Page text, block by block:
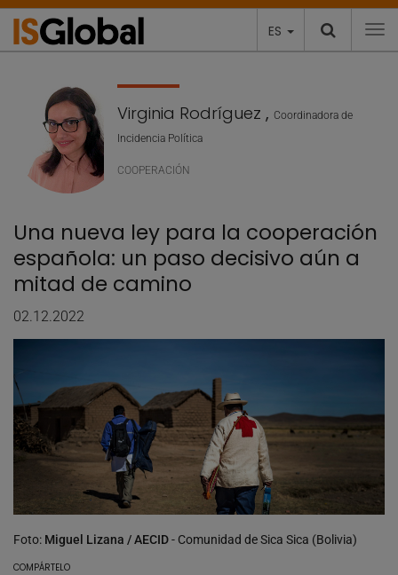
ES
Virginia Rodríguez , Coordinadora de
Incidencia Política
COOPERACIÓN
Una nueva ley para la cooperación
española: un paso decisivo aún a
mitad de camino
02.12.2022
Foto: Miguel Lizana / AECID- Comunidad de Sica Sica (Bolivia)
COMPÁRTELO